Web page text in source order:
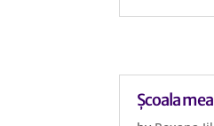
Școala